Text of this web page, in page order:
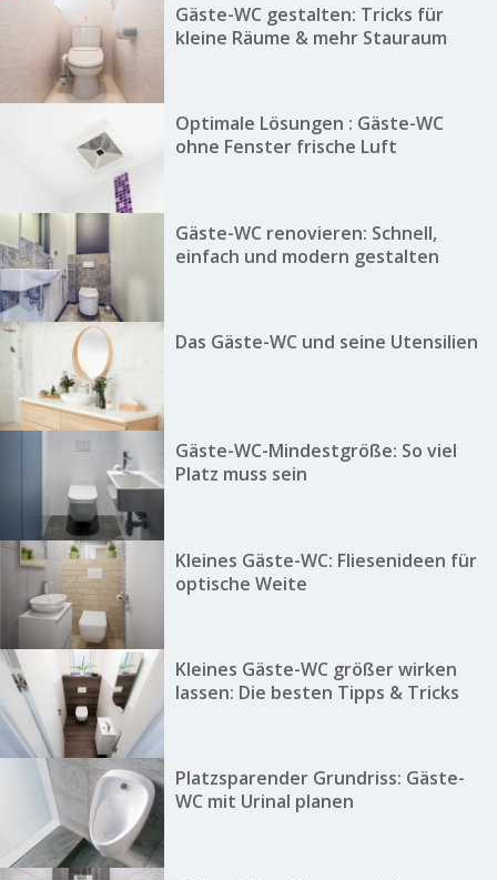
Gäste-WC gestalten: Tricks für
kleine Räume & mehr Stauraum
Optimale Lösungen : Gäste-WC
ohne Fenster frische Luft
Gäste-WC renovieren: Schnell,
einfach und modern gestalten
Das Gäste-WC und seine Utensilien
Gäste-WC-Mindestgröße: So viel
Platz muss sein
Kleines Gäste-WC: Fliesenideen für
optische Weite
Kleines Gäste-WC größer wirken
lassen: Die besten Tipps & Tricks
Platzsparender Grundriss: Gäste-
WC mit Urinal planen